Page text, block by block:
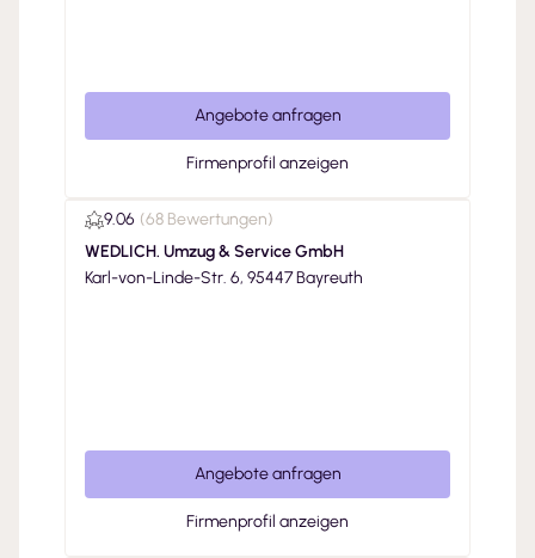
Angebote anfragen
Firmenprofil anzeigen
9.06 (68 Bewertungen)
WEDLICH. Umzug & Service GmbH
Karl-von-Linde-Str. 6, 95447 Bayreuth
Angebote anfragen
Firmenprofil anzeigen